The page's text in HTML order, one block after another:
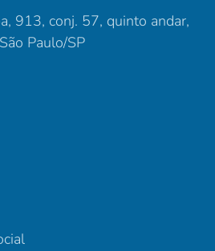
913, conj. 57, quinto andar,
Paulo/SP